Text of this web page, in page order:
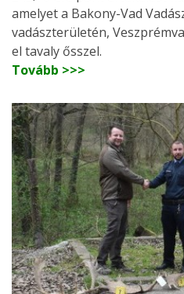
amelyet a Bakony-Vad
vadászterületén,
el tavaly ősszel.
Tovább >>>